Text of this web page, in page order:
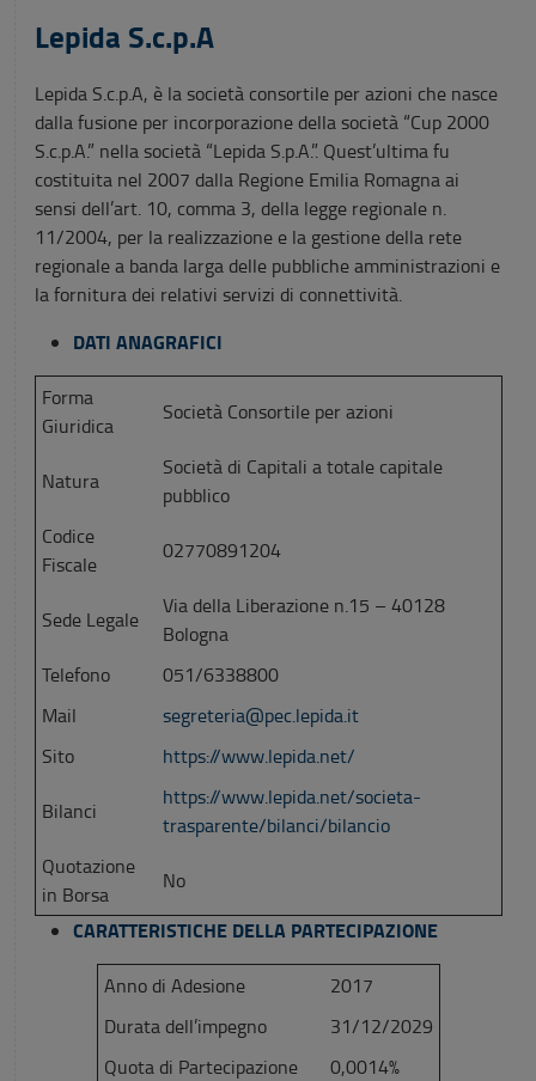
Lepida S.c.p.A
PRESENTAZIONE
Lepida S.c.p.A, è la società consortile per azioni che nasce
dalla fusione per incorporazione della società “Cup 2000
S.c.p.A.” nella società “Lepida S.p.A.”. Quest’ultima fu
costituita nel 2007 dalla Regione Emilia Romagna ai
sensi dell’art. 10, comma 3, della legge regionale n.
11/2004, per la realizzazione e la gestione della rete
regionale a banda larga delle pubbliche amministrazioni e
la fornitura dei relativi servizi di connettività.
DATI ANAGRAFICI
Forma
Giuridica
Società Consortile per azioni
Natura
Società di Capitali a totale capitale
pubblico
Codice
Fiscale
02770891204
Sede Legale
Via della Liberazione n.15 – 40128
Bologna
Telefono
051/6338800
Mail
segreteria@pec.lepida.it
Sito
https://www.lepida.net/
Bilanci
https://www.lepida.net/societa-
trasparente/bilanci/bilancio
Quotazione
in Borsa
No
CARATTERISTICHE DELLA PARTECIPAZIONE
Anno di Adesione
2017
Durata dell’impegno
31/12/2029
Quota di Partecipazione
0,0014%